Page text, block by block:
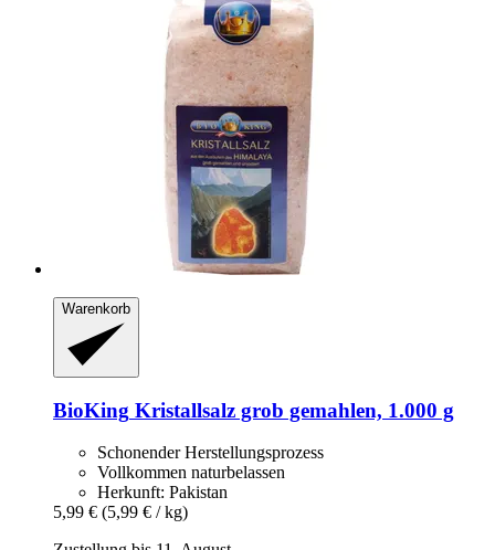
Warenkorb
BioKing Kristallsalz grob gemahlen, 1.000 g
Schonender Herstellungsprozess
Vollkommen naturbelassen
Herkunft: Pakistan
5,99 € (5,99 € / kg)